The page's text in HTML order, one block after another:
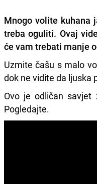
Mnogo volite kuhana
treba oguliti. Ovaj
će vam trebati manje
Uzmite čašu s malo
dok ne vidite da ljuska
Ovo je odličan savjet
Pogledajte.